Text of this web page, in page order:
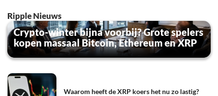
Ripple Nieuws
Crypto-winter bijna voorbij? Grote spelers
kopen massaal Bitcoin, Ethereum en XRP
Waarom heeft de XRP koers het nu zo lastig?